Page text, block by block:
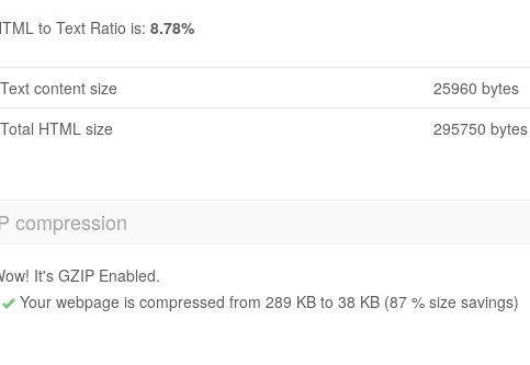
to Text Ratio is: 8.78%
Text content size
25960 bytes
Total HTML size
295750 bytes
compression
It's GZIP Enabled.
Your webpage is compressed from 289 KB to 38 KB (87 % size savings)